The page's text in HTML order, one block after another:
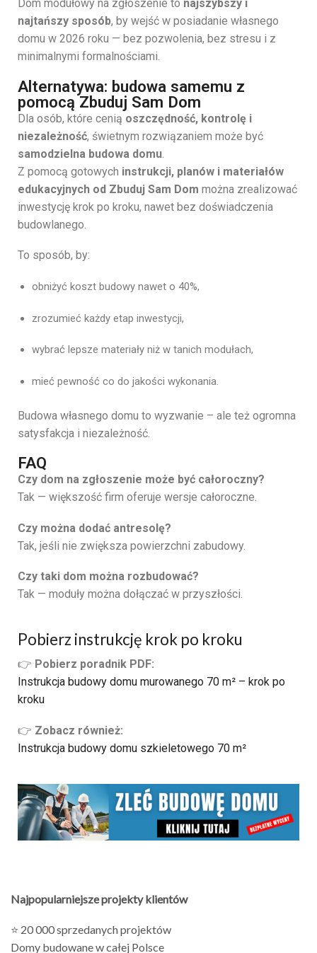
Dom modułowy na zgłoszenie to najszybszy i
najtańszy sposób, by wejść w posiadanie własnego
domu w 2026 roku — bez pozwolenia, bez stresu i z
minimalnymi formalnościami.
Alternatywa: budowa samemu z
pomocą Zbuduj Sam Dom
Dla osób, które cenią oszczędność, kontrolę i
niezależność, świetnym rozwiązaniem może być
samodzielna budowa domu.
Z pomocą gotowych instrukcji, planów i materiałów
edukacyjnych od Zbuduj Sam Dom można zrealizować
inwestycję krok po kroku, nawet bez doświadczenia
budowlanego.
To sposób, by:
obniżyć koszt budowy nawet o 40%,
zrozumieć każdy etap inwestycji,
wybrać lepsze materiały niż w tanich modułach,
mieć pewność co do jakości wykonania.
Budowa własnego domu to wyzwanie – ale też ogromna
satysfakcja i niezależność.
FAQ
Czy dom na zgłoszenie może być całoroczny?
Tak — większość firm oferuje wersje całoroczne.
Czy można dodać antresolę?
Tak, jeśli nie zwiększa powierzchni zabudowy.
Czy taki dom można rozbudować?
Tak — moduły można dołączać w przyszłości.
Pobierz instrukcję krok po kroku
👉 Pobierz poradnik PDF:
Instrukcja budowy domu murowanego 70 m² – krok po
kroku
👉 Zobacz również:
Instrukcja budowy domu szkieletowego 70 m²
Najpopularniejsze projekty klientów
⭐ 20 000 sprzedanych projektów
Domy budowane w całej Polsce